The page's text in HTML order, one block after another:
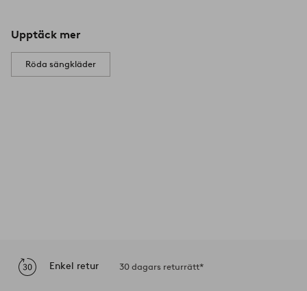
Upptäck mer
Röda sängkläder
Enkel retur 30 dagars returrätt*